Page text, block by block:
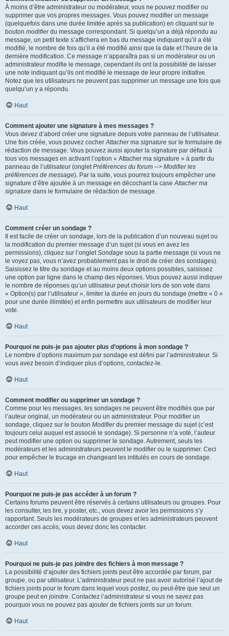
À moins d’être administrateur ou modérateur, vous ne pouvez modifier ou
supprimer que vos propres messages. Vous pouvez modifier un message
(quelquefois dans une durée limitée après sa publication) en cliquant sur le
bouton modifierdu message correspondant. Si quelqu’un a déjà répondu au
message, un petit texte s’affichera en bas du message indiquant qu’il a été
modifié, le nombre de fois qu’il a été modifié ainsi que la date et l’heure de la
dernière modification. Ce message n’apparaîtra pas si un modérateur ou un
administrateur modifie le message, cependant ils ont la possibilité de laisser
une note indiquant qu’ils ont modifié le message de leur propre initiative.
Notez que les utilisateurs ne peuvent pas supprimer un message une fois que
quelqu’un y a répondu.
Haut
Comment ajouter une signature à mes messages ?
Vous devez d’abord créer une signature depuis votre panneau de l’utilisateur.
Une fois créée, vous pouvez cocherAttacher ma signature sur le formulaire de
rédaction de message. Vous pouvez aussi ajouter la signature par défaut à
tous vos messages en activant l’option « Attacher ma signature » à partir du
panneau de l’utilisateur (ongletPréférences du forum --> Modifier les
préférences de message). Par la suite, vous pourrez toujours empêcher une
signature d’être ajoutée à un message en décochant la caseAttacher ma
signature dans le formulaire de rédaction de message.
Haut
Comment créer un sondage ?
Il est facile de créer un sondage, lors de la publication d’un nouveau sujet ou
la modification du premier message d’un sujet (si vous en avez les
permissions), cliquez sur l’ongletSondage sous la partie message (si vous ne
le voyez pas, vous n’avez probablement pas le droit de créer des sondages).
Saisissez le titre du sondage et au moins deux options possibles, saisissez
une option par ligne dans le champ des réponses. Vous pouvez aussi indiquer
le nombre de réponses qu’un utilisateur peut choisir lors de son vote dans
« Option(s) par l’utilisateur », limiter la durée en jours du sondage (mettre « 0 »
pour une durée illimitée) et enfin permettre aux utilisateurs de modifier leur
vote.
Haut
Pourquoi ne puis-je pas ajouter plus d’options à mon sondage ?
Le nombre d’options maximum par sondage est défini par l’administrateur. Si
vous avez besoin d’indiquer plus d’options, contactez-le.
Haut
Comment modifier ou supprimer un sondage ?
Comme pour les messages, les sondages ne peuvent être modifiés que par
l’auteur original, un modérateur ou un administrateur. Pour modifier un
sondage, cliquez sur le bouton Modifierdu premier message du sujet (c’est
toujours celui auquel est associé le sondage). Si personne n’a voté, l’auteur
peut modifier une option ou supprimer le sondage. Autrement, seuls les
modérateurs et les administrateurs peuvent le modifier ou le supprimer. Ceci
pour empêcher le trucage en changeant les intitulés en cours de sondage.
Haut
Pourquoi ne puis-je pas accéder à un forum ?
Certains forums peuvent être réservés à certains utilisateurs ou groupes. Pour
les consulter, les lire, y poster, etc., vous devez avoir les permissions s’y
rapportant. Seuls les modérateurs de groupes et les administrateurs peuvent
accorder ces accès, vous devez donc les contacter.
Haut
Pourquoi ne puis-je pas joindre des fichiers à mon message ?
La possibilité d’ajouter des fichiers joints peut être accordée par forum, par
groupe, ou par utilisateur. L’administrateur peut ne pas avoir autorisé l’ajout de
fichiers joints pour le forum dans lequel vous postez, ou peut-être que seul un
groupe peut en joindre. Contactez l’administrateur si vous ne savez pas
pourquoi vous ne pouvez pas ajouter de fichiers joints sur un forum.
Haut